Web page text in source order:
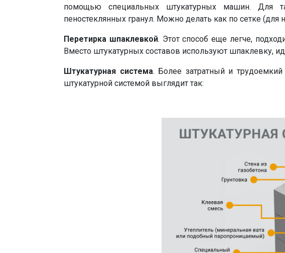
помощью специальных штукатурных машин. Для
пеностеклянных гранул. Можно делать как по сетке (для
Перетирка шпаклевкой. Этот способ еще легче,
Вместо штукатурных составов используют шпаклевку,
Штукатурная система. Более затратный и
штукатурной системой выглядит так: